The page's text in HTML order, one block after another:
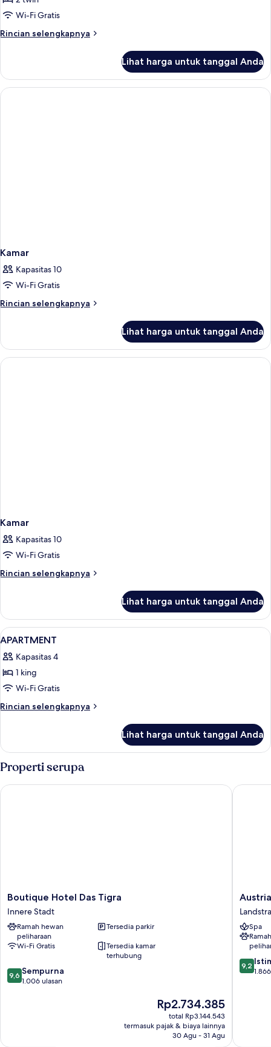
Bebas
Rokok
Wi-Fi Gratis
Rincian selengkapnya
Rincian
Kamar
Triple,
Bebas
Lihat harga untuk tanggal Anda
Kamar
Kapasitas 10
Wi-Fi Gratis
Rincian selengkapnya
Rincian
Kamar
Lihat harga untuk tanggal Anda
Kamar
Kapasitas 10
Wi-Fi Gratis
Rincian selengkapnya
Rincian
Kamar
Lihat harga untuk tanggal Anda
Lihat
semua
foto
untuk
APARTMENT
Seprai antialergi, brankas, meja
6
APARTMENT
Kapasitas 4
1 king
Wi-Fi Gratis
Rincian selengkapnya
Rincian
APARTMENT
Lihat harga untuk tanggal Anda
Properti serupa
Boutique
Hotel
Das
Tigra
Innere
Stadt
Boutique Hotel Das Tigra
Innere Stadt
Ramah hewan
peliharaan
Tersedia parkir
Wi-Fi Gratis
Tersedia kamar
terhubung
9.6
dari
9,6 Sempurna
1.006 ulasan
Harga
sekarang
Rp2.734.385
Rp2.734.385
total Rp3.144.543
termasuk pajak & biaya lainnya
30 Agu - 31 Agu
Boutique Hotel Das Tigra
Austria
Trend
Hotel
Savoyen
Vienna
Spa
9.2
dari
9,2
Austria